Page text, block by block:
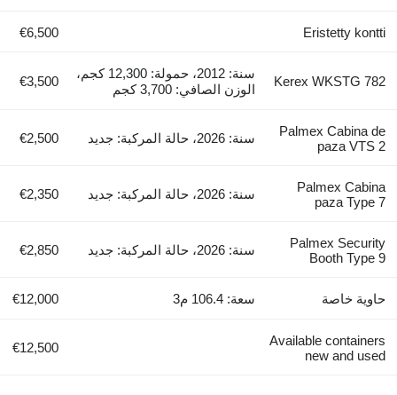
Eristetty kontti
€6,500
Kerex WKSTG 782
سنة: 2012، حمولة: 12,300 كجم،
الوزن الصافي: 3,700 كجم
€3,500
Palmex Cabina de
paza VTS 2
سنة: 2026، حالة المركبة: جديد €2,500
Palmex Cabina
paza Type 7
سنة: 2026، حالة المركبة: جديد €2,350
Palmex Security
Booth Type 9
سنة: 2026، حالة المركبة: جديد €2,850
حاوية خاصة سعة: 106.4 م3 €12,000
Available containers
new and used
€12,500